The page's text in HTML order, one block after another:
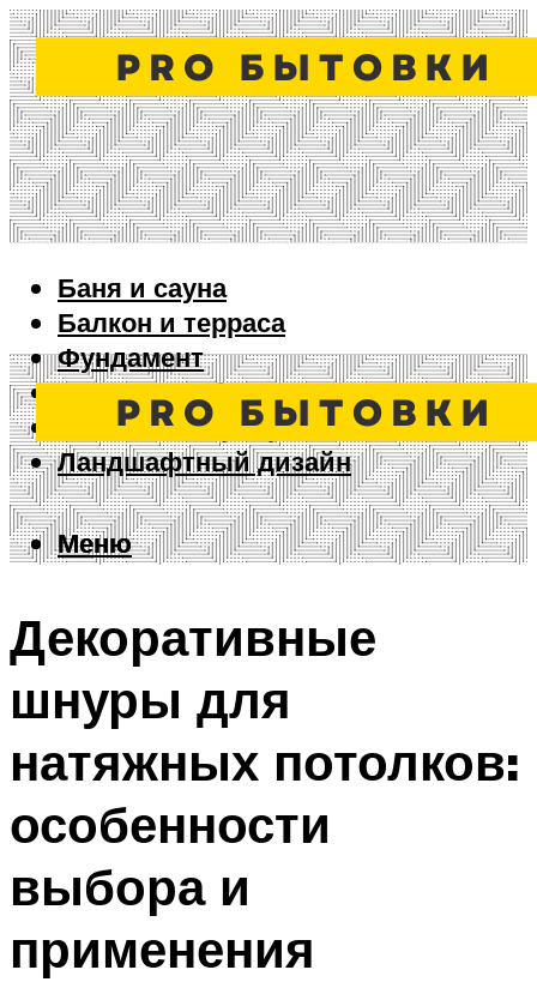
Баня и сауна
Балкон и терраса
Фундамент
Ворота и забор
Дизайн интерьера
Ландшафтный дизайн
Меню
Меню
Декоративные
шнуры для
натяжных потолков:
особенности
выбора и
применения